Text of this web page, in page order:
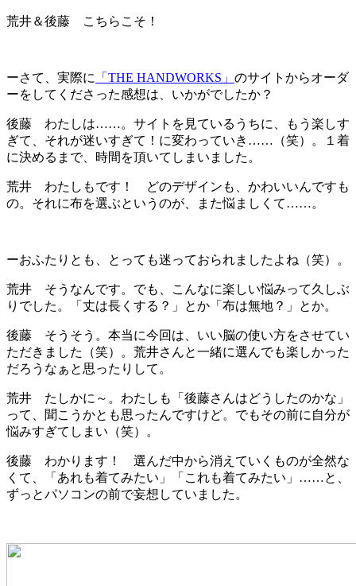
荒井＆後藤 こちらこそ！
ーさて、実際に 「THE HANDWORKS」 のサイトからオーダ
ーをしてくださった感想は、いかがでしたか？
後藤 わたしは……。サイトを見ているうちに、もう楽しす
ぎて、それが迷いすぎて！に変わっていき……（笑）。１着
に決めるまで、時間を頂いてしまいました。
荒井 わたしもです！ どのデザインも、かわいいんですも
の。それに布を選ぶというのが、また悩ましくて……。
ーおふたりとも、とっても迷っておられましたよね（笑）。
荒井 そうなんです。でも、こんなに楽しい悩みって久しぶ
りでした。「丈は長くする？」とか「布は無地？」とか。
後藤 そうそう。本当に今回は、いい脳の使い方をさせてい
ただきました（笑）。荒井さんと一緒に選んでも楽しかった
だろうなぁと思ったりして。
荒井 たしかに～。わたしも「後藤さんはどうしたのかな」
って、聞こうかとも思ったんですけど。でもその前に自分が
悩みすぎてしまい（笑）。
後藤 わかります！ 選んだ中から消えていくものが全然な
くて、「あれも着てみたい」「これも着てみたい」……と、
ずっとパソコンの前で妄想していました。